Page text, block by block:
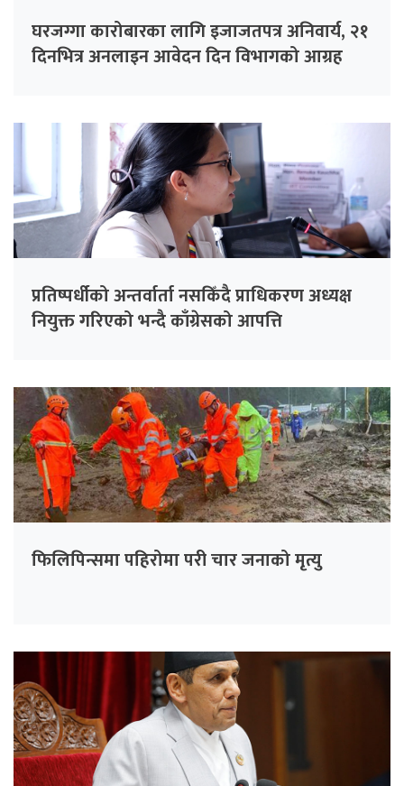
घरजग्गा कारोबारका लागि इजाजतपत्र अनिवार्य, २१
दिनभित्र अनलाइन आवेदन दिन विभागको आग्रह
प्रतिष्पर्धीको अन्तर्वार्ता नसकिँदै प्राधिकरण अध्यक्ष
नियुक्त गरिएको भन्दै काँग्रेसको आपत्ति
फिलिपिन्समा पहिरोमा परी चार जनाको मृत्यु